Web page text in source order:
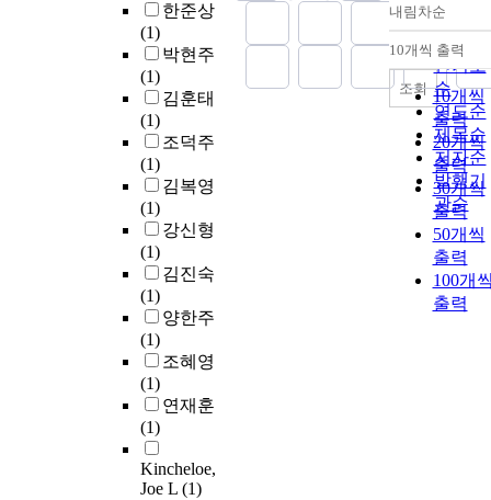
한준상
(1)
박현주
(1)
김훈태
(1)
조덕주
(1)
김복영
(1)
강신형
(1)
김진숙
(1)
양한주
(1)
조혜영
(1)
연재훈
(1)
Kincheloe,
Joe L (1)
정확도
순
인기도
순
연도순
제목순
저자순
발행기
관순
내림차순
내림차
10개씩 출력
10개씩
출력
20개씩
출력
30개씩
출력
50개씩
출력
100개
출력
조회